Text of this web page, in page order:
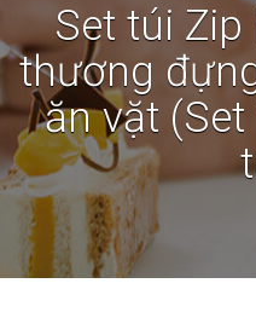
Set túi
thương
ăn vặt